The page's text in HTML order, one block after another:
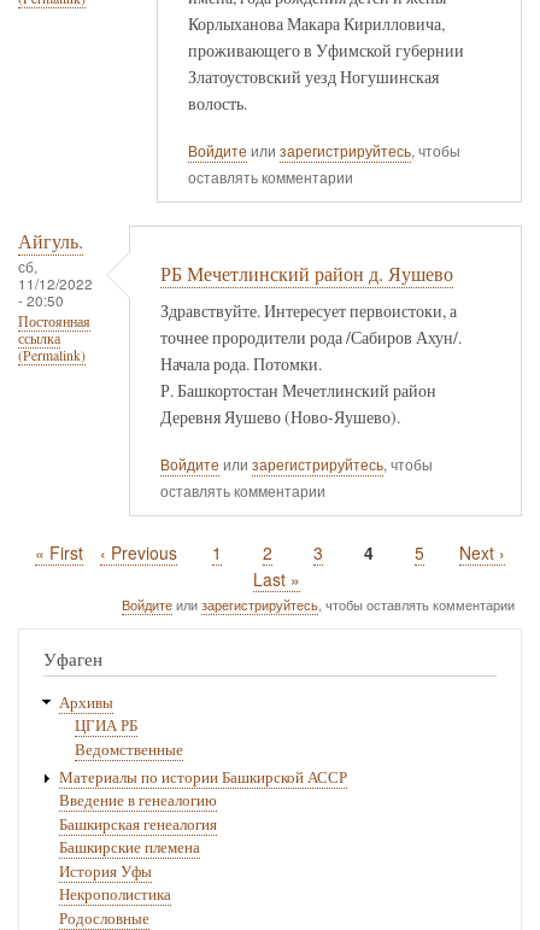
Корлыханова Макара Кирилловича,
проживающего в Уфимской губернии
Златоустовский уезд Ногушинская
волость.
Войдите или зарегистрируйтесь, чтобы
оставлять комментарии
Айгуль.
сб,
11/12/2022
- 20:50
Постоянная
ссылка
(Permalink)
РБ Мечетлинский район д. Яушево
Здравствуйте. Интересует первоистоки, а
точнее прородители рода /Сабиров Ахун/.
Начала рода. Потомки.
Р. Башкортостан Мечетлинский район
Деревня Яушево (Ново-Яушево).
Войдите или зарегистрируйтесь, чтобы
оставлять комментарии
Нумерация
Первая
« First
Предыдущая
‹ Previous Page
1 Page
2 Page
3
Текущая
4 Page
5
Next ›
Последняя
страница
Last »
Войдитеилизарегистрируйтесь, чтобы оставлять комментарии
Уфаген
Архивы
ЦГИА РБ
Ведомственные
Материалы по истории Башкирской АССР
Введение в генеалогию
Башкирская генеалогия
Башкирские племена
История Уфы
Некрополистика
Родословные